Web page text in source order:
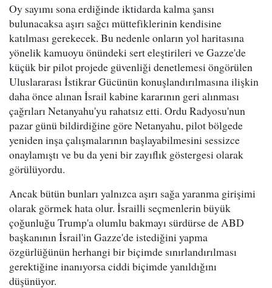
Oy sayımı sona erdiğinde iktidarda kalma şansı
bulunacaksa aşırı sağcı müttefiklerinin kendisine
katılması gerekecek. Bu nedenle onların yol haritasına
yönelik kamuoyu önündeki sert eleştirileri ve Gazze'de
küçük bir pilot projede güvenliği denetlemesi öngörülen
Uluslararası İstikrar Gücünün konuşlandırılmasına ilişkin
daha önce alınan İsrail kabine kararının geri alınması
çağrıları Netanyahu'yu rahatsız etti. Ordu Radyosu'nun
pazar günü bildirdiğine göre Netanyahu, pilot bölgede
yeniden inşa çalışmalarının başlayabilmesini sessizce
onaylamıştı ve bu da yeni bir zayıflık göstergesi olarak
görülüyordu.
Ancak bütün bunları yalnızca aşırı sağa yaranma girişimi
olarak görmek hata olur. İsrailli seçmenlerin büyük
çoğunluğu Trump'a olumlu bakmayı sürdürse de ABD
başkanının İsrail'in Gazze'de istediğini yapma
özgürlüğünün herhangi bir biçimde sınırlandırılması
gerektiğine inanıyorsa ciddi biçimde yanıldığını
düşünüyor.